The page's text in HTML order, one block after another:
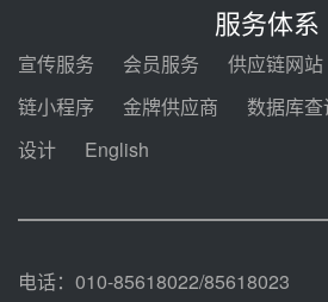
目海南州香
包项目设备采购
河北金悦弘
麓100MW光
100MW光热
服务体系
宣传服务 会员服务 供应链网站
链小程序
金牌供应商 数据库查
设计
English
电话：010-85618022/85618023